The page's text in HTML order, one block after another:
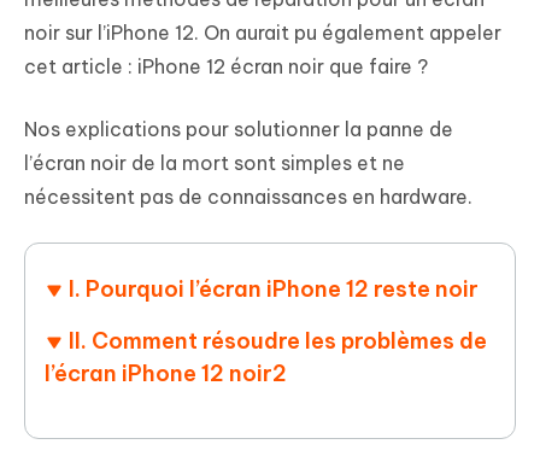
noir sur l’iPhone 12. On aurait pu également appeler
cet article : iPhone 12 écran noir que faire ?
Nos explications pour solutionner la panne de
l’écran noir de la mort sont simples et ne
nécessitent pas de connaissances en hardware.
I. Pourquoi l’écran iPhone 12 reste noir
II. Comment résoudre les problèmes de
l’écran iPhone 12 noir2